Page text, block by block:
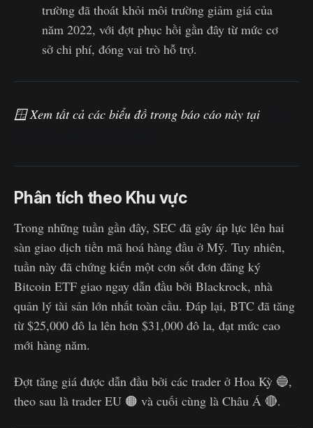
trường đã thoát khỏi môi trường giảm giá của
năm 2022, với đợt phục hồi gần đây từ mức cơ
sở chi phí, đóng vai trò hỗ trợ.
🪟 Xem tất cả các biểu đồ trong báo cáo này tại
Phân tích theo Khu vực
Trong những tuần gần đây, SEC đã gây áp lực lên hai
sàn giao dịch tiền mã hoá hàng đầu ở Mỹ. Tuy nhiên,
tuần này đã chứng kiến một cơn sốt đơn đăng ký
Bitcoin ETF giao ngay dẫn đầu bởi Blackrock, nhà
quản lý tài sản lớn nhất toàn cầu. Đáp lại, BTC đã tăng
từ $25,000 đô la lên hơn $31,000 đô la, đạt mức cao
mới hàng năm.
Đợt tăng giá được dẫn đầu bởi các trader ở Hoa Kỳ 🔵,
theo sau là trader EU 🟠 và cuối cùng là Châu Á 🔴.